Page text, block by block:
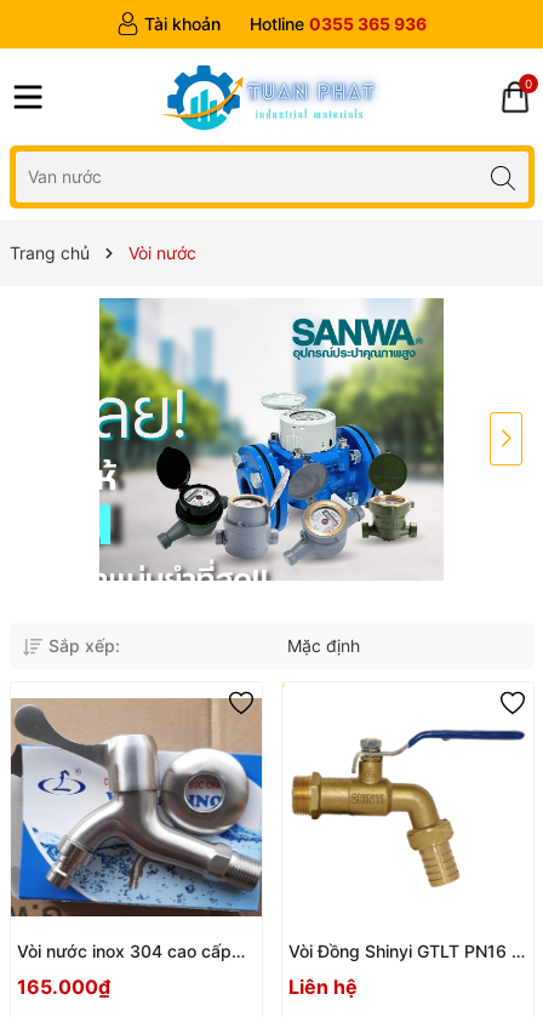
Tài khoản Hotline 0355 365 936
0
Trang chủ Vòi nước
Sắp xếp: Mặc định
Vòi nước inox 304 cao cấp
thân dài
165.000₫
Vòi Đồng Shinyi GTLT PN16 –
Vòi Khóa Nước Đồng Thau
Cao Cấp Cho Hệ Thống Nước
Liên hệ